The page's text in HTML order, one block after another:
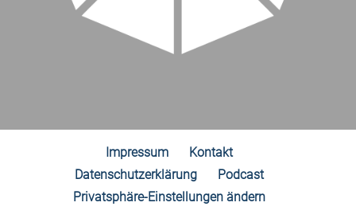
Impressum
Kontakt
Datenschutzerklärung
Podcast
Privatsphäre-Einstellungen ändern